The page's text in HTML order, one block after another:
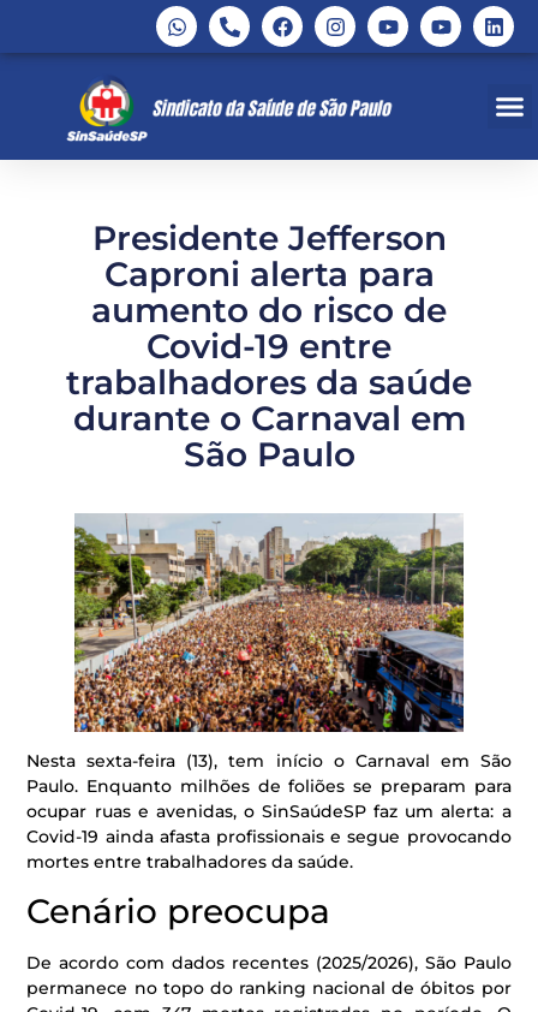
Presidente Jefferson
Caproni alerta para
aumento do risco de
Covid-19 entre
trabalhadores da saúde
durante o Carnaval em
São Paulo
Nesta sexta-feira (13), tem início o Carnaval em São
Paulo. Enquanto milhões de foliões se preparam para
ocupar ruas e avenidas, o SinSaúdeSP faz um alerta: a
Covid-19 ainda afasta profissionais e segue provocando
mortes entre trabalhadores da saúde.
Cenário preocupa
De acordo com dados recentes (2025/2026), São Paulo
permanece no topo do ranking nacional de óbitos por